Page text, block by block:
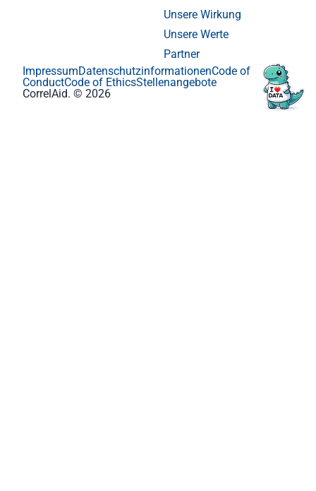
Unsere Wirkung
Unsere Werte
Partner
CorrelAid. © 2026
ImpressumDatenschutzinformationenCode of
ConductCode of EthicsStellenangebote